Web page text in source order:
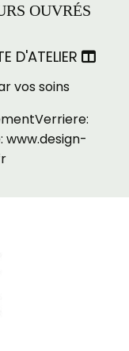
OUVRÉS
D'ATELIER 
vos soins
www.design-